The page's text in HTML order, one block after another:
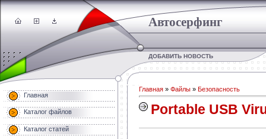
Автосерфинг
ДОБАВИТЬ НОВОСТЬ
Главная
Каталог файлов
Каталог статей
Главная » Файлы » Безопасность
Portable USB